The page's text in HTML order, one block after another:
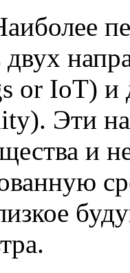
двух
or IoT) и
Эти
и